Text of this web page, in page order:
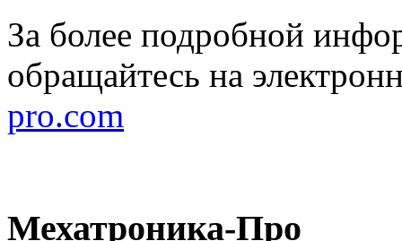
За более подробной
обращайтесь на
pro.com
Мехатроника-Про